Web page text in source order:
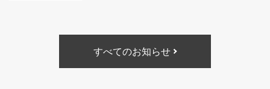
すべてのお知らせ